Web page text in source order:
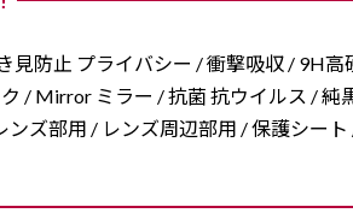
見防止 プライバシー / 衝撃吸収 / 9H
/ Mirror ミラー / 抗菌 抗ウイルス /
ズ部用 / レンズ周辺部用 / 保護シー